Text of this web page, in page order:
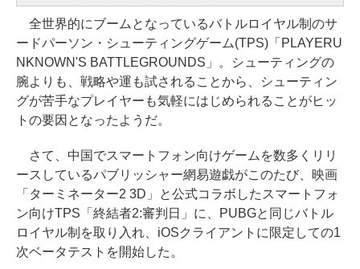
全世界的にブームとなっているバトルロイヤル制のサ
ードパーソン・シューティングゲーム(TPS)「PLAYERU
NKNOWN'S BATTLEGROUNDS」。シューティングの
腕よりも、戦略や運も試されることから、シューティン
グが苦手なプレイヤーも気軽にはじめられることがヒッ
トの要因となったようだ。
さて、中国でスマートフォン向けゲームを数多くリリ
ースしているパブリッシャー網易遊戯がこのたび、映画
「ターミネーター2 3D」と公式コラボしたスマートフォ
ン向けTPS「終結者2:審判日」に、PUBGと同じバトル
ロイヤル制を取り入れ、iOSクライアントに限定しての1
次ベータテストを開始した。